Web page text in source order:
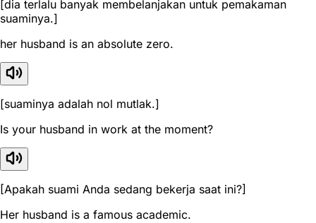
[dia terlalu banyak membelanjakan untuk pemakaman
suaminya.]
her husband is an absolute zero.
[suaminya adalah nol mutlak.]
Is your husband in work at the moment?
[Apakah suami Anda sedang bekerja saat ini?]
Her husband is a famous academic.